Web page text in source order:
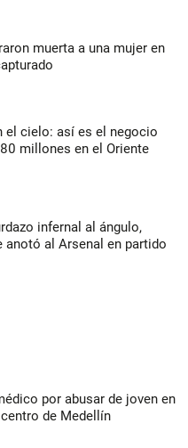
muerta a una mujer en
el cielo: así es el negocio
millones en el Oriente
infernal al ángulo,
anotó al Arsenal en partido
por abusar de joven en
de Medellín